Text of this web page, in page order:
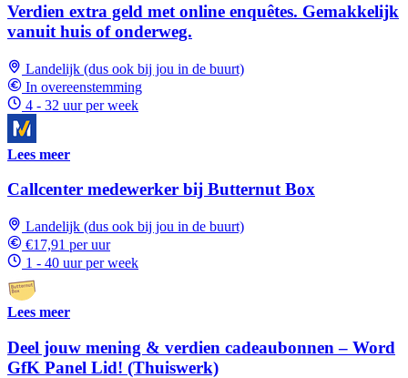
Verdien extra geld met online enquêtes. Gemakkelijk
vanuit huis of onderweg.
Landelijk (dus ook bij jou in de buurt)
In overeenstemming
4 - 32 uur per week
Lees meer
Callcenter medewerker bij Butternut Box
Landelijk (dus ook bij jou in de buurt)
€17,91 per uur
1 - 40 uur per week
Lees meer
Deel jouw mening & verdien cadeaubonnen – Word
GfK Panel Lid! (Thuiswerk)